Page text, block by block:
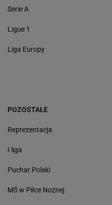
Serie A
Ligue 1
Liga Europy
POZOSTAŁE
Reprezentacja
I liga
Puchar Polski
MŚ w Piłce Nożnej